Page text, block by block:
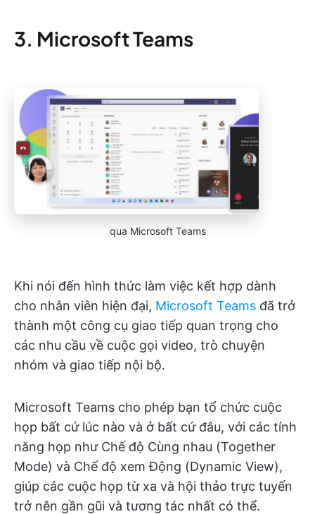
3. Microsoft Teams
qua Microsoft Teams
Khi nói đến hình thức làm việc kết hợp dành
cho nhân viên hiện đại, Microsoft Teams đã trở
thành một công cụ giao tiếp quan trọng cho
các nhu cầu về cuộc gọi video, trò chuyện
nhóm và giao tiếp nội bộ.
Microsoft Teams cho phép bạn tổ chức cuộc
họp bất cứ lúc nào và ở bất cứ đâu, với các tính
năng họp như Chế độ Cùng nhau (Together
Mode) và Chế độ xem Động (Dynamic View),
giúp các cuộc họp từ xa và hội thảo trực tuyến
trở nên gần gũi và tương tác nhất có thể.